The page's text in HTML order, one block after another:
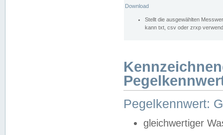
Download
Stellt die ausgewählten
kann txt, csv oder zrxp
Pegelkennwert:
gleichwertiger